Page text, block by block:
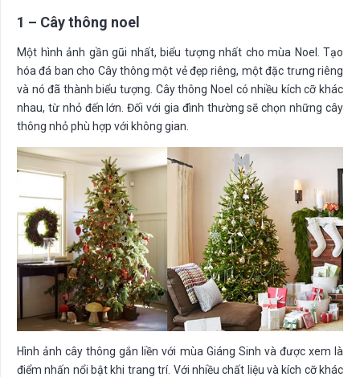
1 – Cây thông noel
Một hình ảnh gần gũi nhất, biểu tượng nhất cho mùa Noel. Tạo
hóa đá ban cho Cây thông một vẻ đẹp riêng, một đặc trưng riêng
và nó đã thành biểu tượng. Cây thông Noel có nhiều kích cỡ khác
nhau, từ nhỏ đến lớn. Đối với gia đình thường sẽ chọn những cây
thông nhỏ phù hợp với không gian.
Hình ảnh cây thông gắn liền với mùa Giáng Sinh và được xem là
điểm nhấn nổi bật khi trang trí. Với nhiều chất liệu và kích cỡ khác